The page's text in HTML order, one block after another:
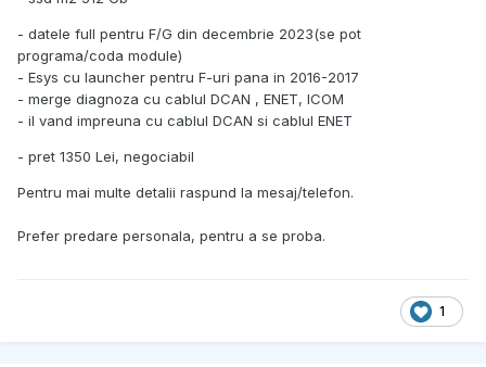
- datele full pentru F/G din decembrie 2023(se pot
programa/coda module)
- Esys cu launcher pentru F-uri pana in 2016-2017
- merge diagnoza cu cablul DCAN , ENET, ICOM
- il vand impreuna cu cablul DCAN si cablul ENET
- pret 1350 Lei, negociabil
Pentru mai multe detalii raspund la mesaj/telefon.
Prefer predare personala, pentru a se proba.
1